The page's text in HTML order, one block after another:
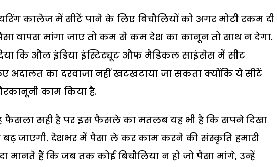
कालेज में सीटें पाने के लिए बिचौलियों को अगर मोटी रकम दी
वापस मांगा जाए तो कम से कम देश का कानून तो साथ न देगा.
कि औल इंडिया इंस्टिट्यूट औफ मैडिकल साइंसेस में सीट
अदालत का दरवाजा नहीं खटखटाया जा सकता क्योंकि ये सीटें
काम किया है.
फैसला सही है पर इस फैसले का मतलब यह भी है कि सपने दिखा
जाएगी. देशभर में पैसा ले कर काम करने की संस्कृति हमारी
मानते हैं कि जब तक कोई बिचौलिया न हो जो पैसा मांगे, उन्हें